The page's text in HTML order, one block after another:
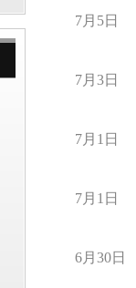
7月5日
7月3日
7月1日
7月1日
6月30日